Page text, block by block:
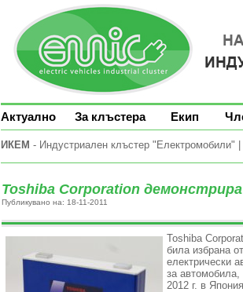
Актуално За клъстера Екип
ИКЕМ - Индустриален клъстер "Електромобили" |
Toshiba Corporation
Публикувано на: 18-11-2011
Toshiba
била избрана
електрически
за автомобила,
2012 г. в